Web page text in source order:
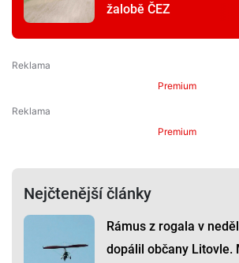
žalobě ČEZ
Premium
Premium
Nejčtenější články
Rámus z rogala v
dopálil občany Litovle.